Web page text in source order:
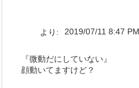
より: 2019/07/11 8:47 PM
『微動だにしていない』
顔動いてますけど？